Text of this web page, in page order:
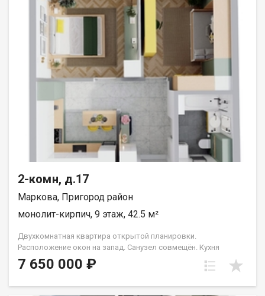
2-комн, д.17
Маркова, Пригород район
монолит-кирпич, 9 этаж, 42.5 м²
Двухкомнатная квартира открытой планировки.
Расположение окон на запад. Санузел совмещён. Кухня
выделена в нишу. Идеальное решение для первого жилья или
в качестве инвестиций. Прекрасно подойдет молодой семье
7 650 000 ₽